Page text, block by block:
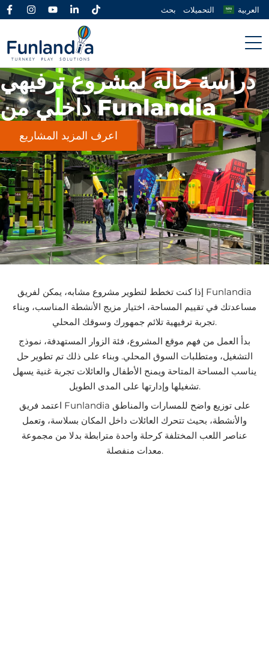
بحث التحميلات العربية
دراسة حالة لمشروع ترفيهي
داخلي من Funlandia
اعرف المزيد المشاريع
إذا كنت تخطط لتطوير مشروع مشابه، يمكن لفريق Funlandia
مساعدتك في تقييم المساحة، اختيار مزيج الأنشطة المناسب، وبناء
تجربة ترفيهية تلائم جمهورك وسوقك المحلي.
بدأ العمل من فهم موقع المشروع، فئة الزوار المستهدفة، نموذج
التشغيل، ومتطلبات السوق المحلي. وبناء على ذلك تم تطوير حل
يناسب المساحة المتاحة ويمنح الأطفال والعائلات تجربة غنية يسهل
تشغيلها وإدارتها على المدى الطويل.
اعتمد فريق Funlandia على توزيع واضح للمسارات والمناطق
والأنشطة، بحيث تتحرك العائلات داخل المكان بسلاسة، وتعمل
عناصر اللعب المختلفة كرحلة واحدة مترابطة بدلا من مجموعة
معدات منفصلة.